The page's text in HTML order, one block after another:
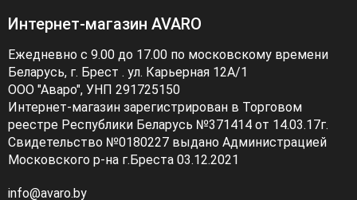
Интернет-магазин AVARO
Ежедневно с 9.00 до 17.00 по московскому времени
Беларусь, г. Брест . ул. Карьерная 12А/1
ООО "Аваро", УНП 291725150
Интернет-магазин зарегистрирован в Торговом
реестре Республики Беларусь №371414 от 14.03.17г.
Свидетельство №0180227 выдано Администрацией
Московского р-на г.Бреста 03.12.2021
info@avaro.by